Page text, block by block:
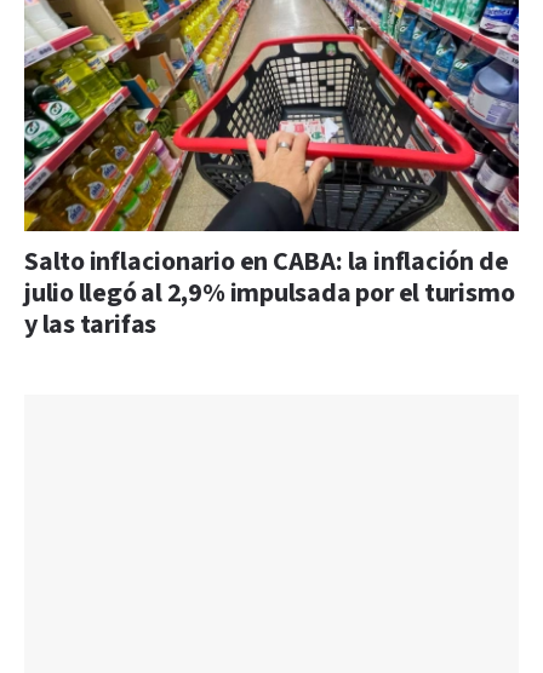
Salto inflacionario en CABA: la inflación de
julio llegó al 2,9% impulsada por el turismo
y las tarifas